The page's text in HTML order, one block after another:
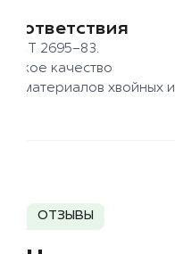
2695-83.
качество
хвойных и
ОТЗЫВЫ